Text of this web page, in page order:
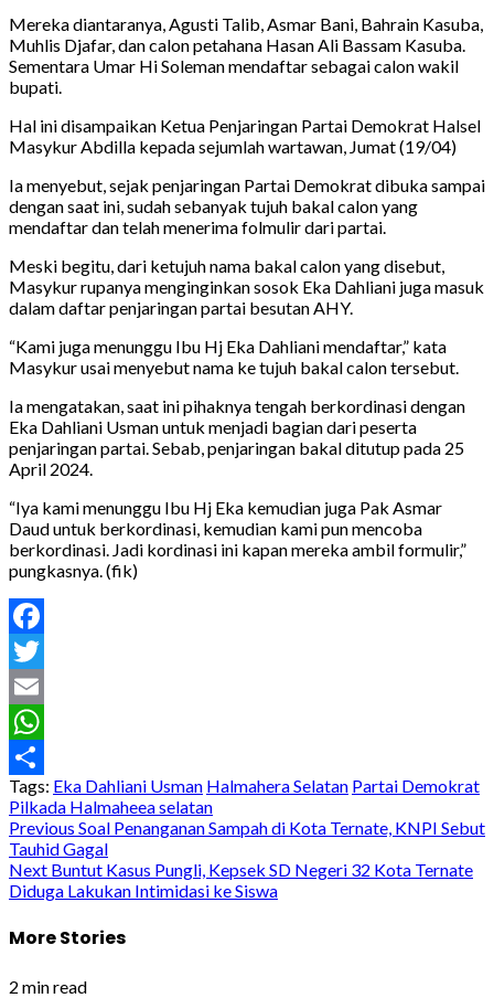
Mereka diantaranya, Agusti Talib, Asmar Bani, Bahrain Kasuba,
Muhlis Djafar, dan calon petahana Hasan Ali Bassam Kasuba.
Sementara Umar Hi Soleman mendaftar sebagai calon wakil
bupati.
Hal ini disampaikan Ketua Penjaringan Partai Demokrat Halsel
Masykur Abdilla kepada sejumlah wartawan, Jumat (19/04)
Ia menyebut, sejak penjaringan Partai Demokrat dibuka sampai
dengan saat ini, sudah sebanyak tujuh bakal calon yang
mendaftar dan telah menerima folmulir dari partai.
Meski begitu, dari ketujuh nama bakal calon yang disebut,
Masykur rupanya menginginkan sosok Eka Dahliani juga masuk
dalam daftar penjaringan partai besutan AHY.
“Kami juga menunggu Ibu Hj Eka Dahliani mendaftar,” kata
Masykur usai menyebut nama ke tujuh bakal calon tersebut.
Ia mengatakan, saat ini pihaknya tengah berkordinasi dengan
Eka Dahliani Usman untuk menjadi bagian dari peserta
penjaringan partai. Sebab, penjaringan bakal ditutup pada 25
April 2024.
“Iya kami menunggu Ibu Hj Eka kemudian juga Pak Asmar
Daud untuk berkordinasi, kemudian kami pun mencoba
berkordinasi. Jadi kordinasi ini kapan mereka ambil formulir,”
pungkasnya. (fik)
Facebook
Twitter
Email
WhatsApp
Share
Tags: Eka Dahliani Usman Halmahera Selatan Partai Demokrat
Pilkada Halmaheea selatan
Post
navigation
Previous Soal Penanganan Sampah di Kota Ternate, KNPI Sebut
Tauhid Gagal
Next Buntut Kasus Pungli, Kepsek SD Negeri 32 Kota Ternate
Diduga Lakukan Intimidasi ke Siswa
More Stories
2 min read